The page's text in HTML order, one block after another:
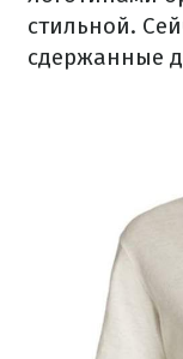
стильной.
сдержанные